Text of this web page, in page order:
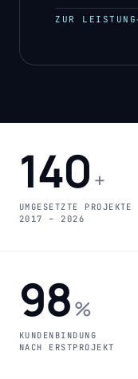
ZUR LEISTUNG
140 +
UMGESETZTE PROJEKTE
2017 – 2026
98%
KUNDENBINDUNG
NACH ERSTPROJEKT